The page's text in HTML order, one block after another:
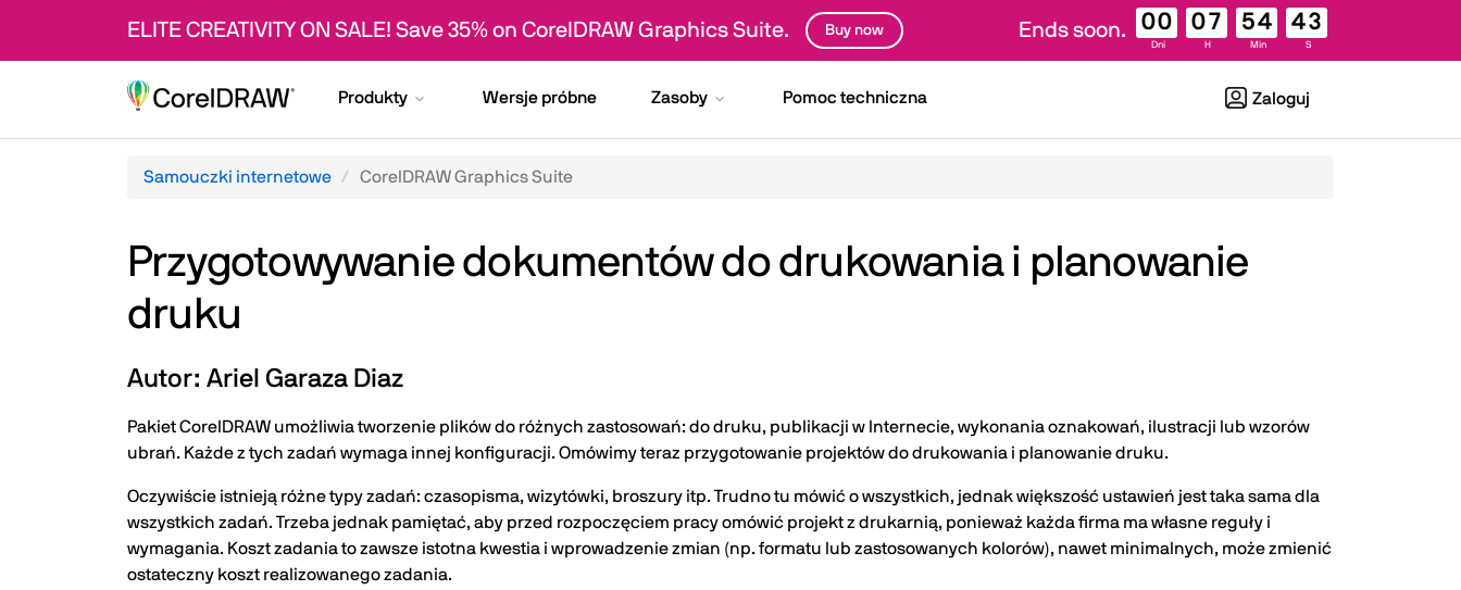
ELITE CREATIVITY ON SALE! Save 35% on CorelDRAW Graphics Suite. Buy now Ends soon. 00
Dni
07
H
54
Min
42
S
Produkty Wersje próbne Zasoby Pomoc techniczna Zaloguj
Samouczki internetowe CorelDRAW Graphics Suite
Przygotowywanie dokumentów do drukowania i planowanie
druku
Autor: Ariel Garaza Diaz
Pakiet CorelDRAW umożliwia tworzenie plików do różnych zastosowań: do druku, publikacji w Internecie, wykonania oznakowań, ilustracji lub wzorów
ubrań. Każde z tych zadań wymaga innej konfiguracji. Omówimy teraz przygotowanie projektów do drukowania i planowanie druku.
Oczywiście istnieją różne typy zadań: czasopisma, wizytówki, broszury itp. Trudno tu mówić o wszystkich, jednak większość ustawień jest taka sama dla
wszystkich zadań. Trzeba jednak pamiętać, aby przed rozpoczęciem pracy omówić projekt z drukarnią, ponieważ każda firma ma własne reguły i
wymagania. Koszt zadania to zawsze istotna kwestia i wprowadzenie zmian (np. formatu lub zastosowanych kolorów), nawet minimalnych, może zmienić
ostateczny koszt realizowanego zadania.